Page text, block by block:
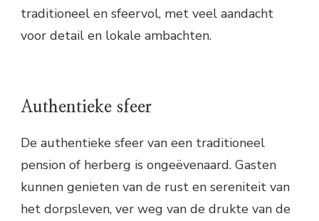
traditioneel en sfeervol, met veel aandacht
voor detail en lokale ambachten.
Authentieke sfeer
De authentieke sfeer van een traditioneel
pension of herberg is ongeëvenaard. Gasten
kunnen genieten van de rust en sereniteit van
het dorpsleven, ver weg van de drukte van de